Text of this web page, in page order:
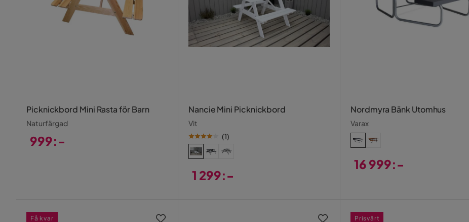
Picknickbord Mini Rasta för Barn
Naturfärgad
999:-
Nancie Mini Picknickbord
Vit
(1)
1 299:-
Nordmyra Bänk Utomhus
Varax
16 999:-
Få kvar Prisvärt